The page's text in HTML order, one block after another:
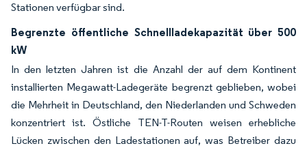
Stationen verfügbar sind.
Begrenzte öffentliche Schnellladekapazität über 500
kW
In den letzten Jahren ist die Anzahl der auf dem Kontinent
installierten Megawatt-Ladegeräte begrenzt geblieben, wobei
die Mehrheit in Deutschland, den Niederlanden und Schweden
konzentriert ist. Östliche TEN-T-Routen weisen erhebliche
Lücken zwischen den Ladestationen auf, was Betreiber dazu